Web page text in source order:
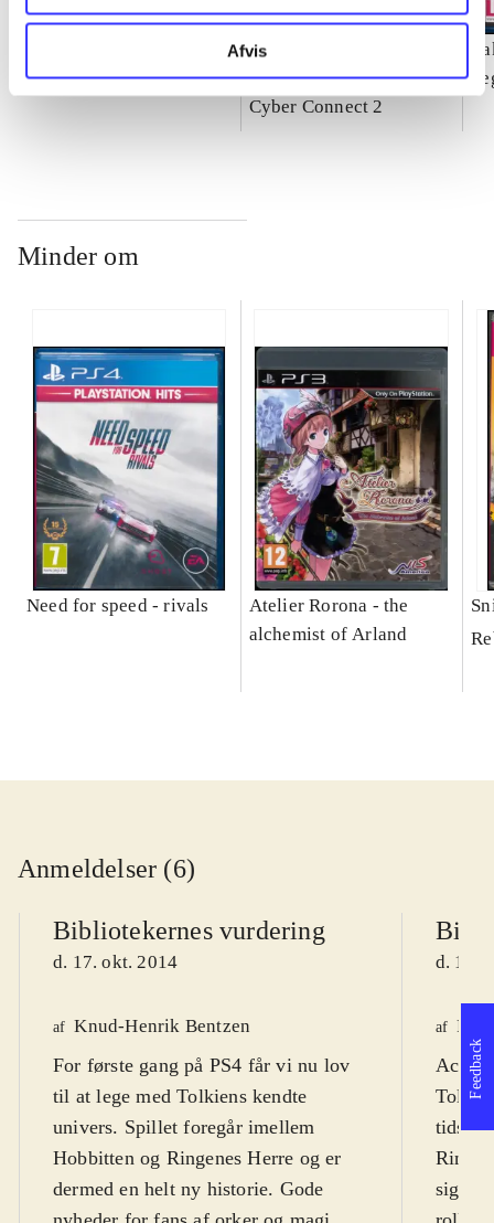
AfvisNaruto Shippuden -
ultimate ninja storm 4
Cyber Connect 2
Minder om
Need for speed - rivals
Atelier Rorona - the
alchemist of Arland
Anmeldelser (6)
Bibliotekernes vurdering
d. 17. okt. 2014
af Knud-Henrik Bentzen
For første gang på PS4 får vi nu lov
til at lege med Tolkiens kendte
univers. Spillet foregår imellem
Hobbitten og Ringenes Herre og er
dermed en helt ny historie. Gode
d. 19.
af
sig til
Feedback